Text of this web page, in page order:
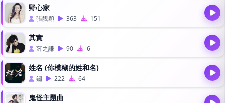
野心家
張靚穎 363 151
其實
薛之謙 90 6
姓名 (你模糊的姓和名)
鏽 222 64
鬼怪主題曲